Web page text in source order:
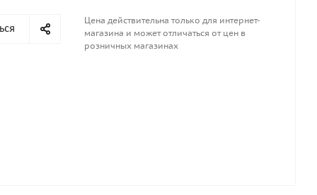
Цена действительна только для интернет-
магазина и может отличаться от цен в
розничных магазинах